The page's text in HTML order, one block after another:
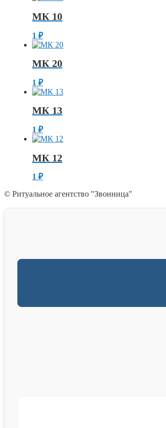
МК 10
1 ₽
МК 20
1 ₽
МК 13
1 ₽
МК 12
1 ₽
© Ритуальное агентство "Звонница"